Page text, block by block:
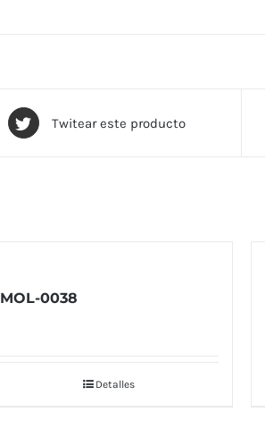
Twitear este producto
MOL-0038
Detalles